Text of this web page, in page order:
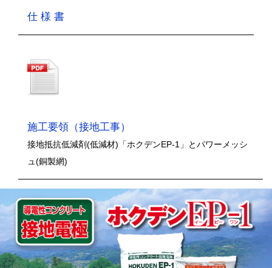
仕 様 書
施工要領（接地工事）
接地抵抗低減剤(低減材)「ホクデンEP-1」とパワーメッシ
ュ(銅製網)